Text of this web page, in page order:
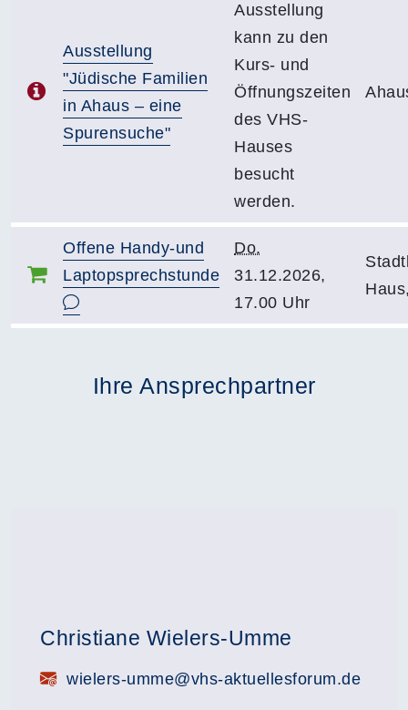
Ausstellung
"Jüdische Familien
in Ahaus – eine
Spurensuche"
Ausstellung
kann zu den
Kurs- und
Öffnungszeiten
des VHS-
Hauses
besucht
werden.
Offene Handy-und
Laptopsprechstunde
Do.
31.12.2026,
17.00 Uhr
Ihre Ansprechpartner
Christiane Wielers-Umme
E-Mail:wielers-umme@vhs-aktuellesforum.de